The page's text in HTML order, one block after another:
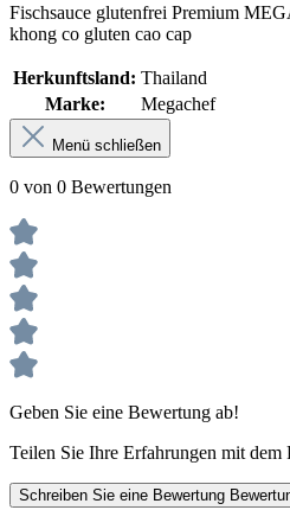
Fischsauce glutenfrei Premium
khong co gluten cao cap
Herkunftsland: Thailand
Marke:
Megachef
Menü schließen
0 von 0 Bewertungen
Geben Sie eine Bewertung ab!
Teilen Sie Ihre Erfahrungen mit
Schreiben Sie eine Bewertung